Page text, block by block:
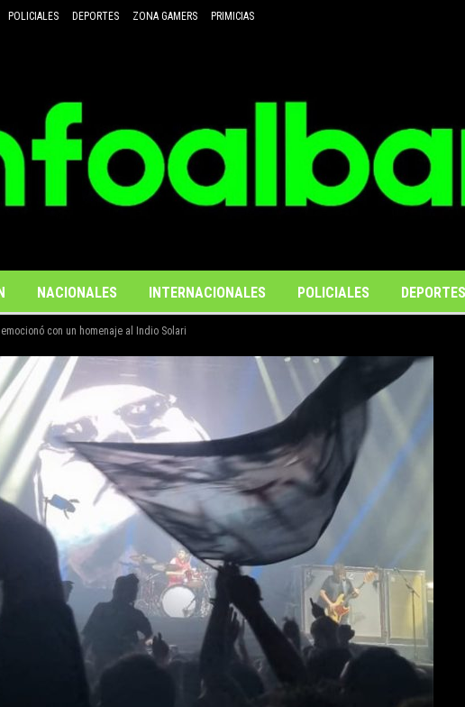
POLICIALES DEPORTES ZONA GAMERS PRIMICIAS
NACIONALES INTERNACIONALES POLICIALES DEPORTES
con un homenaje al Indio Solari